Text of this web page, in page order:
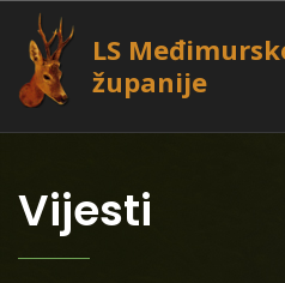
LS
županije
Vijesti